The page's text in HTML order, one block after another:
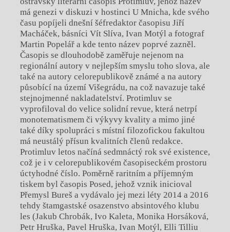
má genezi v diskuzi v hostinci U Mnicha, kde svého
času popíjeli dnešní šéfredaktor časopisu Jiří
Macháček, básníci Vít Slíva, Ivan Motýl a fotograf
Martin Popelář a kde tento název poprvé zazněl.
Časopis se dlouhodobě zaměřuje nejenom na
regionální autory v nejlepším smyslu toho slova, ale
také na autory celorepublikově známé a na autory
působící na území Višegrádu, na což navazuje také
stejnojmenné nakladatelství. Protimluv se
vyprofiloval do velice solidní revue, která netrpí
monotematismem či výkyvy kvality a mimo jiné
také díky spolupráci s místní filozofickou fakultou
má neustálý přísun kvalitních členů redakce.
Protimluv letos načíná sedmnáctý rok své existence,
což je i v celorepublikovém časopiseckém prostoru
úctyhodné číslo. Poměrně raritním a příjemným
tiskem byl časopis Posed, jehož vznik inicioval
Přemysl Bureš a vydávalo jej mezi léty 2014 a 2016
tehdy štamgastské osazenstvo absintového klubu
les (Jakub Chrobák, Ivo Kaleta, Monika Horsáková,
Petr Hruška, Pavel Hruška, Ivan Motýl, Elli Tilliu